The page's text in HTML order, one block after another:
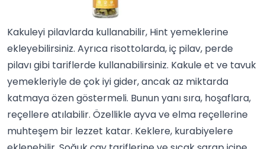
Kakuleyi pilavlarda kullanabilir, Hint yemeklerine
ekleyebilirsiniz. Ayrıca risottolarda, iç pilav, perde
pilavı gibi tariflerde kullanabilirsiniz. Kakule et ve tavuk
yemekleriyle de çok iyi gider, ancak az miktarda
katmaya özen göstermeli. Bunun yanı sıra, hoşaflara,
reçellere atılabilir. Özellikle ayva ve elma reçellerine
muhteşem bir lezzet katar. Keklere, kurabiyelere